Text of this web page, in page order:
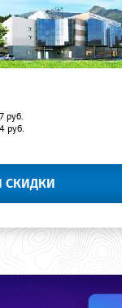
руб.
руб.
СКИДКИ